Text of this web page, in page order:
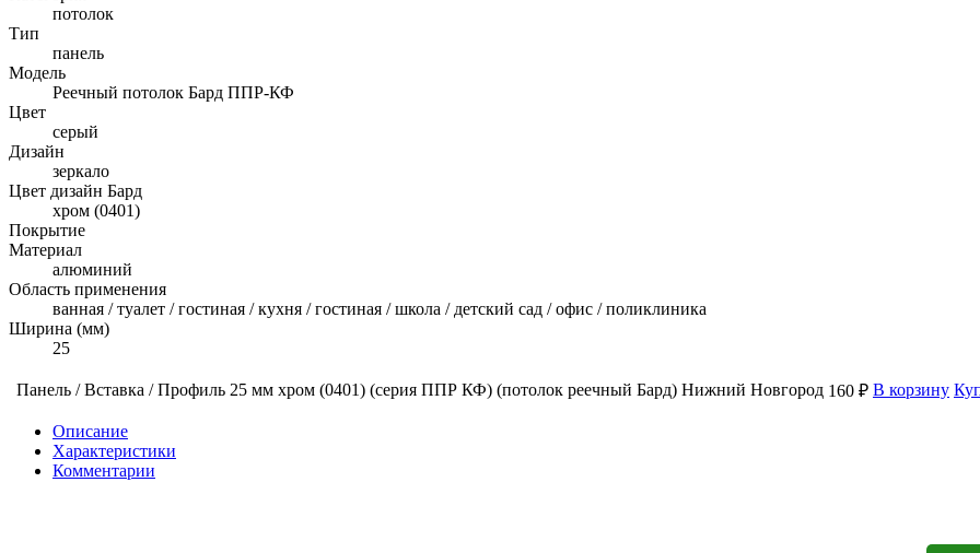
потолок
Тип
панель
Модель
Реечный потолок Бард ППР-КФ
Цвет
серый
Дизайн
зеркало
Цвет дизайн Бард
хром (0401)
Покрытие
Материал
алюминий
Область применения
ванная / туалет / гостиная / кухня / гостиная / школа / детский сад / офис / поликлиника
Ширина (мм)
25
Панель / Вставка / Профиль 25 мм хром (0401) (серия ППР КФ) (потолок реечный Бард) Нижний Новгород 160 ₽ В корзину
Описание
Характеристики
Комментарии